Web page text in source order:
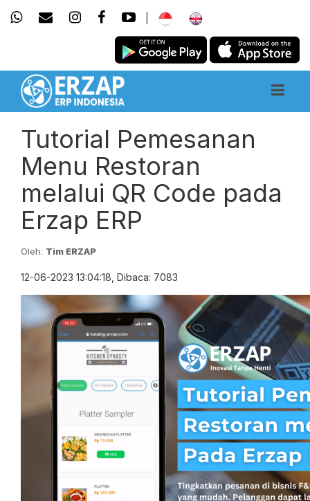
Tutorial Pemesanan
Menu Restoran
melalui QR Code pada
Erzap ERP
Oleh: Tim ERZAP
12-06-2023 13:04:18, Dibaca: 7083